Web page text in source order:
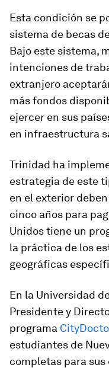
Esta condición se
sistema de becas
Bajo este sistema,
intenciones de
extranjero
más fondos
ejercer en sus
en infraestructura
Trinidad ha
estrategia de este
en el exterior
cinco años para
Unidos tiene un
la práctica de los
geográficas
En la Universidad
Presidente y
programa
estudiantes de
completas para